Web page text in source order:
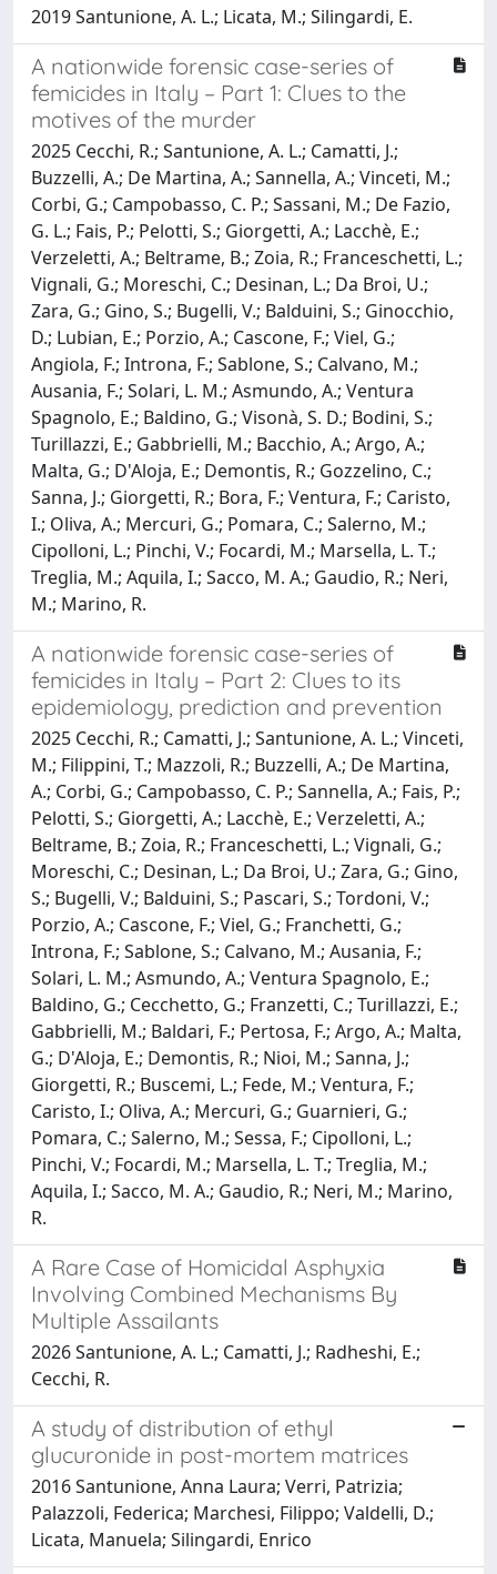
2019 Santunione, A. L.; Licata, M.; Silingardi, E.
A nationwide forensic case-series of
femicides in Italy – Part 1: Clues to the
motives of the murder
2025 Cecchi, R.; Santunione, A. L.; Camatti, J.;
Buzzelli, A.; De Martina, A.; Sannella, A.; Vinceti, M.;
Corbi, G.; Campobasso, C. P.; Sassani, M.; De Fazio,
G. L.; Fais, P.; Pelotti, S.; Giorgetti, A.; Lacchè, E.;
Verzeletti, A.; Beltrame, B.; Zoia, R.; Franceschetti, L.;
Vignali, G.; Moreschi, C.; Desinan, L.; Da Broi, U.;
Zara, G.; Gino, S.; Bugelli, V.; Balduini, S.; Ginocchio,
D.; Lubian, E.; Porzio, A.; Cascone, F.; Viel, G.;
Angiola, F.; Introna, F.; Sablone, S.; Calvano, M.;
Ausania, F.; Solari, L. M.; Asmundo, A.; Ventura
Spagnolo, E.; Baldino, G.; Visonà, S. D.; Bodini, S.;
Turillazzi, E.; Gabbrielli, M.; Bacchio, A.; Argo, A.;
Malta, G.; D'Aloja, E.; Demontis, R.; Gozzelino, C.;
Sanna, J.; Giorgetti, R.; Bora, F.; Ventura, F.; Caristo,
I.; Oliva, A.; Mercuri, G.; Pomara, C.; Salerno, M.;
Cipolloni, L.; Pinchi, V.; Focardi, M.; Marsella, L. T.;
Treglia, M.; Aquila, I.; Sacco, M. A.; Gaudio, R.; Neri,
M.; Marino, R.
A nationwide forensic case-series of
femicides in Italy – Part 2: Clues to its
epidemiology, prediction and prevention
2025 Cecchi, R.; Camatti, J.; Santunione, A. L.; Vinceti,
M.; Filippini, T.; Mazzoli, R.; Buzzelli, A.; De Martina,
A.; Corbi, G.; Campobasso, C. P.; Sannella, A.; Fais, P.;
Pelotti, S.; Giorgetti, A.; Lacchè, E.; Verzeletti, A.;
Beltrame, B.; Zoia, R.; Franceschetti, L.; Vignali, G.;
Moreschi, C.; Desinan, L.; Da Broi, U.; Zara, G.; Gino,
S.; Bugelli, V.; Balduini, S.; Pascari, S.; Tordoni, V.;
Porzio, A.; Cascone, F.; Viel, G.; Franchetti, G.;
Introna, F.; Sablone, S.; Calvano, M.; Ausania, F.;
Solari, L. M.; Asmundo, A.; Ventura Spagnolo, E.;
Baldino, G.; Cecchetto, G.; Franzetti, C.; Turillazzi, E.;
Gabbrielli, M.; Baldari, F.; Pertosa, F.; Argo, A.; Malta,
G.; D'Aloja, E.; Demontis, R.; Nioi, M.; Sanna, J.;
Giorgetti, R.; Buscemi, L.; Fede, M.; Ventura, F.;
Caristo, I.; Oliva, A.; Mercuri, G.; Guarnieri, G.;
Pomara, C.; Salerno, M.; Sessa, F.; Cipolloni, L.;
Pinchi, V.; Focardi, M.; Marsella, L. T.; Treglia, M.;
Aquila, I.; Sacco, M. A.; Gaudio, R.; Neri, M.; Marino,
R.
A Rare Case of Homicidal Asphyxia
Involving Combined Mechanisms By
Multiple Assailants
2026 Santunione, A. L.; Camatti, J.; Radheshi, E.;
Cecchi, R.
A study of distribution of ethyl
glucuronide in post-mortem matrices
2016 Santunione, Anna Laura; Verri, Patrizia;
Palazzoli, Federica; Marchesi, Filippo; Valdelli, D.;
Licata, Manuela; Silingardi, Enrico